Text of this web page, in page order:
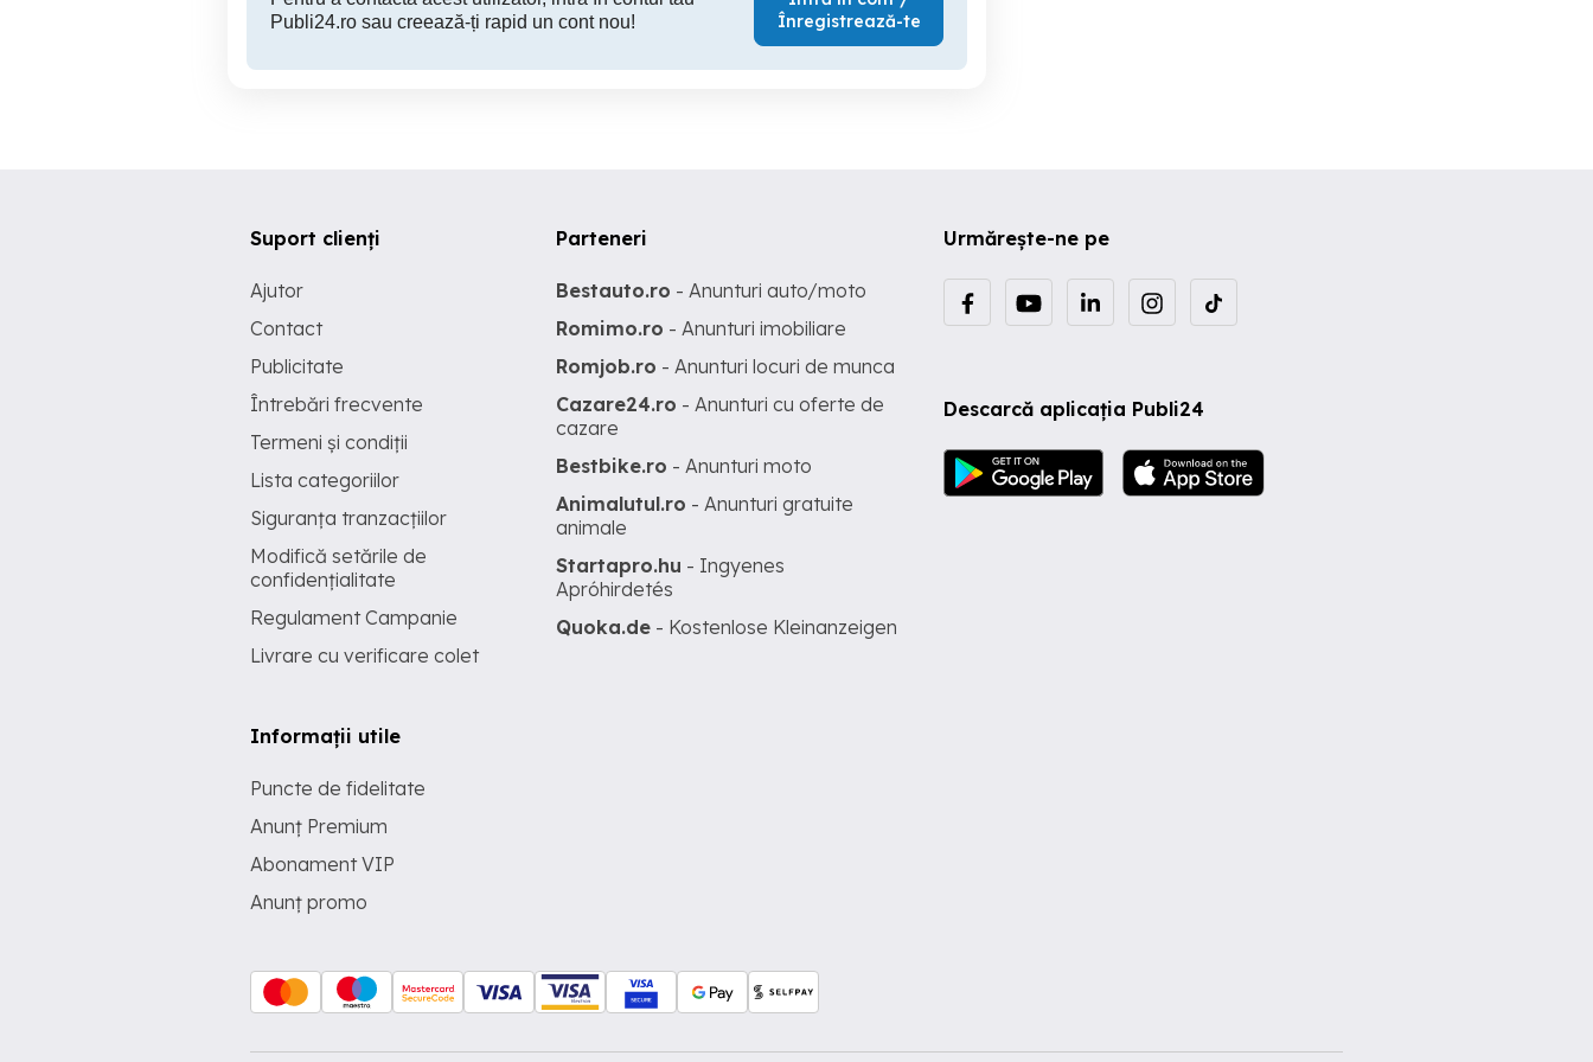
Publi24.ro sau creează-ți rapid un cont nou!
Înregistrează-te
Urmărește-ne pe
Descarcă aplicația Publi24
Suport clienți
Ajutor
Contact
Publicitate
Întrebări frecvente
Termeni și condiții
Lista categoriilor
Siguranța tranzacțiilor
Modifică setările de
confidențialitate
Regulament Campanie
Livrare cu verificare colet
Informații utile
Puncte de fidelitate
Anunț Premium
Abonament VIP
Anunț promo
Parteneri
Bestauto.ro - Anunturi auto/moto
Romimo.ro - Anunturi imobiliare
Romjob.ro - Anunturi locuri de munca
Cazare24.ro - Anunturi cu oferte de
cazare
Bestbike.ro - Anunturi moto
Animalutul.ro - Anunturi gratuite
animale
Startapro.hu - Ingyenes
Apróhirdetés
Quoka.de - Kostenlose Kleinanzeigen